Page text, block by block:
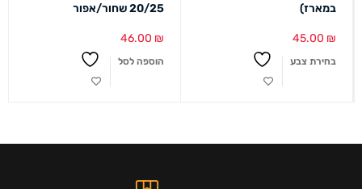
במארז)
45.00 ₪
בחירת צבע
20/25 שחור/אפור
46.00 ₪
הוספה לסל